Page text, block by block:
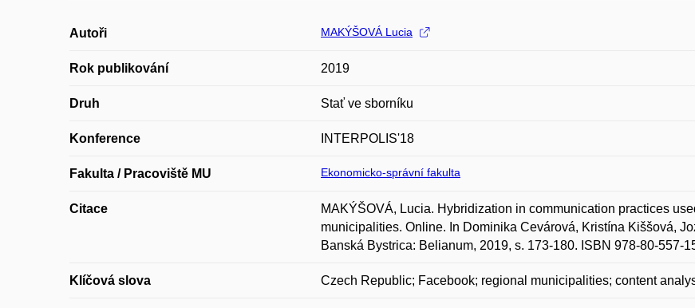
Autoři MAKÝŠOVÁ Lucia
Rok publikování 2019
Druh Stať ve sborníku
Konference INTERPOLIS'18
Fakulta / Pracoviště MU Ekonomicko-správní fakulta
Citace
MAKÝŠOVÁ, Lucia. Hybridization in communication practices
municipalities. Online. In Dominika Cevárová, Kristína Kiššová,
Banská Bystrica: Belianum, 2019, s. 173-180. ISBN 978-80-557-
Klíčová slova Czech Republic; Facebook; regional municipalities; content